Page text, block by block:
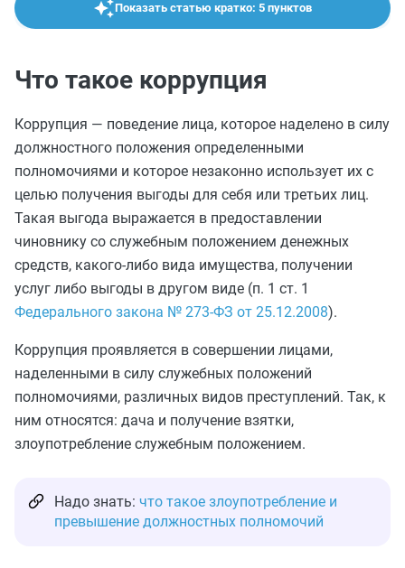
Показать статью кратко: 5 пунктов
Что такое коррупция
Коррупция — поведение лица, которое наделено в силу
должностного положения определенными
полномочиями и которое незаконно использует их с
целью получения выгоды для себя или третьих лиц.
Такая выгода выражается в предоставлении
чиновнику со служебным положением денежных
средств, какого-либо вида имущества, получении
услуг либо выгоды в другом виде (п. 1 ст. 1
Федерального закона № 273-ФЗ от 25.12.2008).
Коррупция проявляется в совершении лицами,
наделенными в силу служебных положений
полномочиями, различных видов преступлений. Так, к
ним относятся: дача и получение взятки,
злоупотребление служебным положением.
Надо знать: что такое злоупотребление и
превышение должностных полномочий